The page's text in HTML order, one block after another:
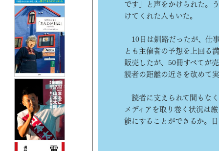
です」と声をかけられた。
けてくれた人もいた。
10日は釧路だったが、仕
とも主催者の予想を上回る
販売したが、50冊すべてが
読者の距離の近さを改めて
読者に支えられて間もな
メディアを取り巻く状況は
能にすることができるか。